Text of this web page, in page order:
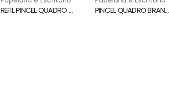
REFIL PINCEL QUADRO BRANCO AZUL WBS-VBM PILOT PINCEL QUADRO BRANCO RECARREGAVEL AZUL RADEX